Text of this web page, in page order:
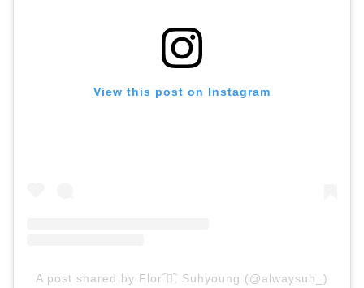
View this post on Instagram
A post shared by Flor ︠♡︡, Suhyoung (@alwaysuh_)